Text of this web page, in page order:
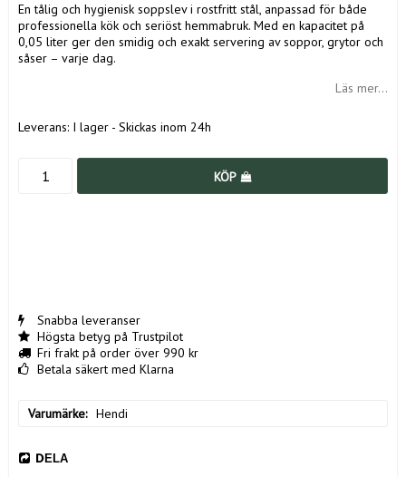
En tålig och hygienisk soppslev i rostfritt stål, anpassad för både
professionella kök och seriöst hemmabruk. Med en kapacitet på
0,05 liter ger den smidig och exakt servering av soppor, grytor och
såser – varje dag.
Läs mer...
Leverans: I lager - Skickas inom 24h
KÖP
Snabba leveranser
Högsta betyg på Trustpilot
Fri frakt på order över 990 kr
Betala säkert med Klarna
Varumärke Hendi
DELA